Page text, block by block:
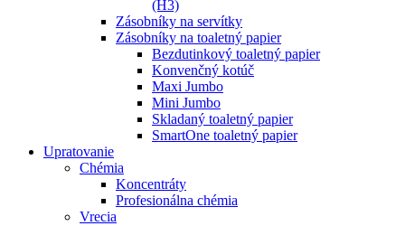
(H3)
Zásobníky na servítky
Zásobníky na toaletný papier
Bezdutinkový toaletný papier
Konvenčný kotúč
Maxi Jumbo
Mini Jumbo
Skladaný toaletný papier
SmartOne toaletný papier
Upratovanie
Chémia
Koncentráty
Profesionálna chémia
Vrecia